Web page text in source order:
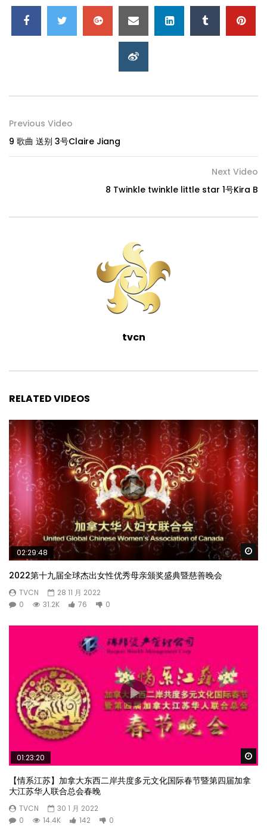
Previous Video
9 歌曲 送别 3号Claire Jiang
Next Video
8 Twinkle twinkle little star 1号Kira B
tvcn
RELATED VIDEOS
02:29:48
2022第十九届全球杰出女性优秀母亲颁奖盛典暨慈善晚会
TVCN
28 11 月 2022
0
31.2K 76 0
01:23:20
【情系江苏】加拿大东西二岸共度多元文化国际春节暨第四届加拿
大江苏华人联合总会春晚
TVCN
30 1 月 2022
0
14.4K 142 0